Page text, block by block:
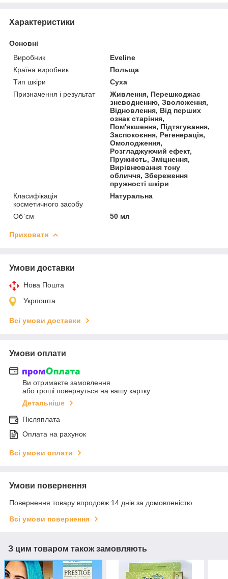
Характеристики
Основні
Виробник
Eveline
Країна виробник
Польща
Тип шкіри
Суха
Призначення і результат
Живлення, Перешкоджає
зневодненню, Зволоження,
Відновлення, Від перших
ознак старіння,
Пом'якшення, Підтягування,
Заспокоєння, Регенерація,
Омолодження,
Розгладжуючий ефект,
Пружність, Зміцнення,
Вирівнювання тону
обличчя, Збереження
пружності шкіри
Класифікація
косметичного засобу
Натуральна
Об`єм 50 мл
Приховати
Умови доставки
Нова Пошта
Укрпошта
Всі умови доставки
Умови оплати
Ви отримаєте замовлення
або гроші повернуться на вашу картку
Детальніше
Післяплата
Оплата на рахунок
Всі умови оплати
Умови повернення
Повернення товару впродовж 14 днів за домовленістю
Всі умови повернення
З цим товаром також замовляють